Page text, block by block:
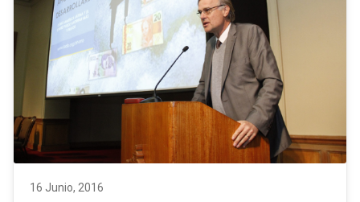
16 Junio, 2016